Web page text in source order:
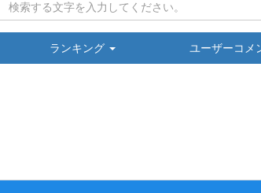
ランキング ユーザーコメ